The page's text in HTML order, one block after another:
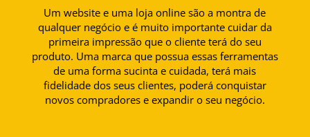
Um website e uma loja online são a montra de
qualquer negócio e é muito importante cuidar da
primeira impressão que o cliente terá do seu
produto. Uma marca que possua essas ferramentas
de uma forma sucinta e cuidada, terá mais
fidelidade dos seus clientes, poderá conquistar
novos compradores e expandir o seu negócio.